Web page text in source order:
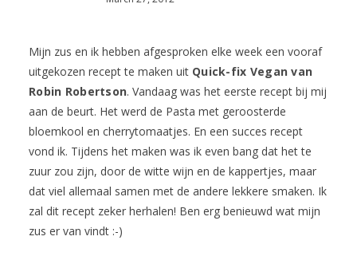
Mijn zus en ik hebben afgesproken elke week een vooraf
uitgekozen recept te maken uit Quick-fix Vegan van
Robin Robertson. Vandaag was het eerste recept bij mij
aan de beurt. Het werd de Pasta met geroosterde
bloemkool en cherrytomaatjes. En een succes recept
vond ik. Tijdens het maken was ik even bang dat het te
zuur zou zijn, door de witte wijn en de kappertjes, maar
dat viel allemaal samen met de andere lekkere smaken. Ik
zal dit recept zeker herhalen! Ben erg benieuwd wat mijn
zus er van vindt :-)